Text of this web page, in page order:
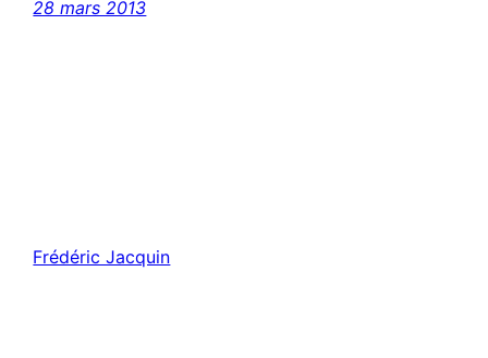
28 mars 2013
Frédéric Jacquin